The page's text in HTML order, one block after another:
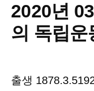
2020년
의 독립운
출생